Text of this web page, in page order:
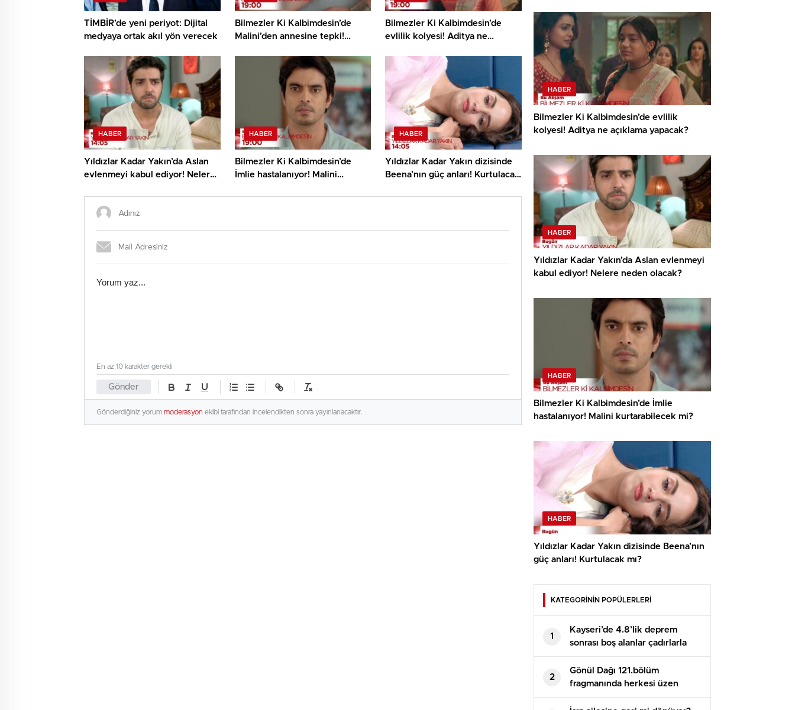
TİMBİR’de yeni periyot: Dijital
medyaya ortak akıl yön verecek
Bilmezler Ki Kalbimdesin’de
Malini’den annesine tepki!
Bilmezler Ki Kalbimdesin’de
evlilik kolyesi! Aditya ne
HABER
Yıldızlar Kadar Yakın’da Aslan
evlenmeyi kabul ediyor! Nelere
HABER
Bilmezler Ki Kalbimdesin’de
İmlie hastalanıyor! Malini
HABER
Yıldızlar Kadar Yakın dizisinde
Beena’nın güç anları! Kurtulacak
Gönder
En az 10 karakter gerekli
Gönderdiğiniz yorum moderasyon ekibi tarafından incelendikten sonra yayınlanacaktır.
HABER
Bilmezler Ki Kalbimdesin’de evlilik
kolyesi! Aditya ne açıklama yapacak?
HABER
Yıldızlar Kadar Yakın’da Aslan evlenmeyi
kabul ediyor! Nelere neden olacak?
HABER
Bilmezler Ki Kalbimdesin’de İmlie
hastalanıyor! Malini kurtarabilecek mi?
HABER
Yıldızlar Kadar Yakın dizisinde Beena’nın
güç anları! Kurtulacak mı?
KATEGORİNİN POPÜLERLERİ
1
Kayseri’de 4.8’lik deprem
sonrası boş alanlar çadırlarla
doldu
2
Gönül Dağı 121.bölüm
fragmanında herkesi üzen
gelişme! Hayal kırıklığına